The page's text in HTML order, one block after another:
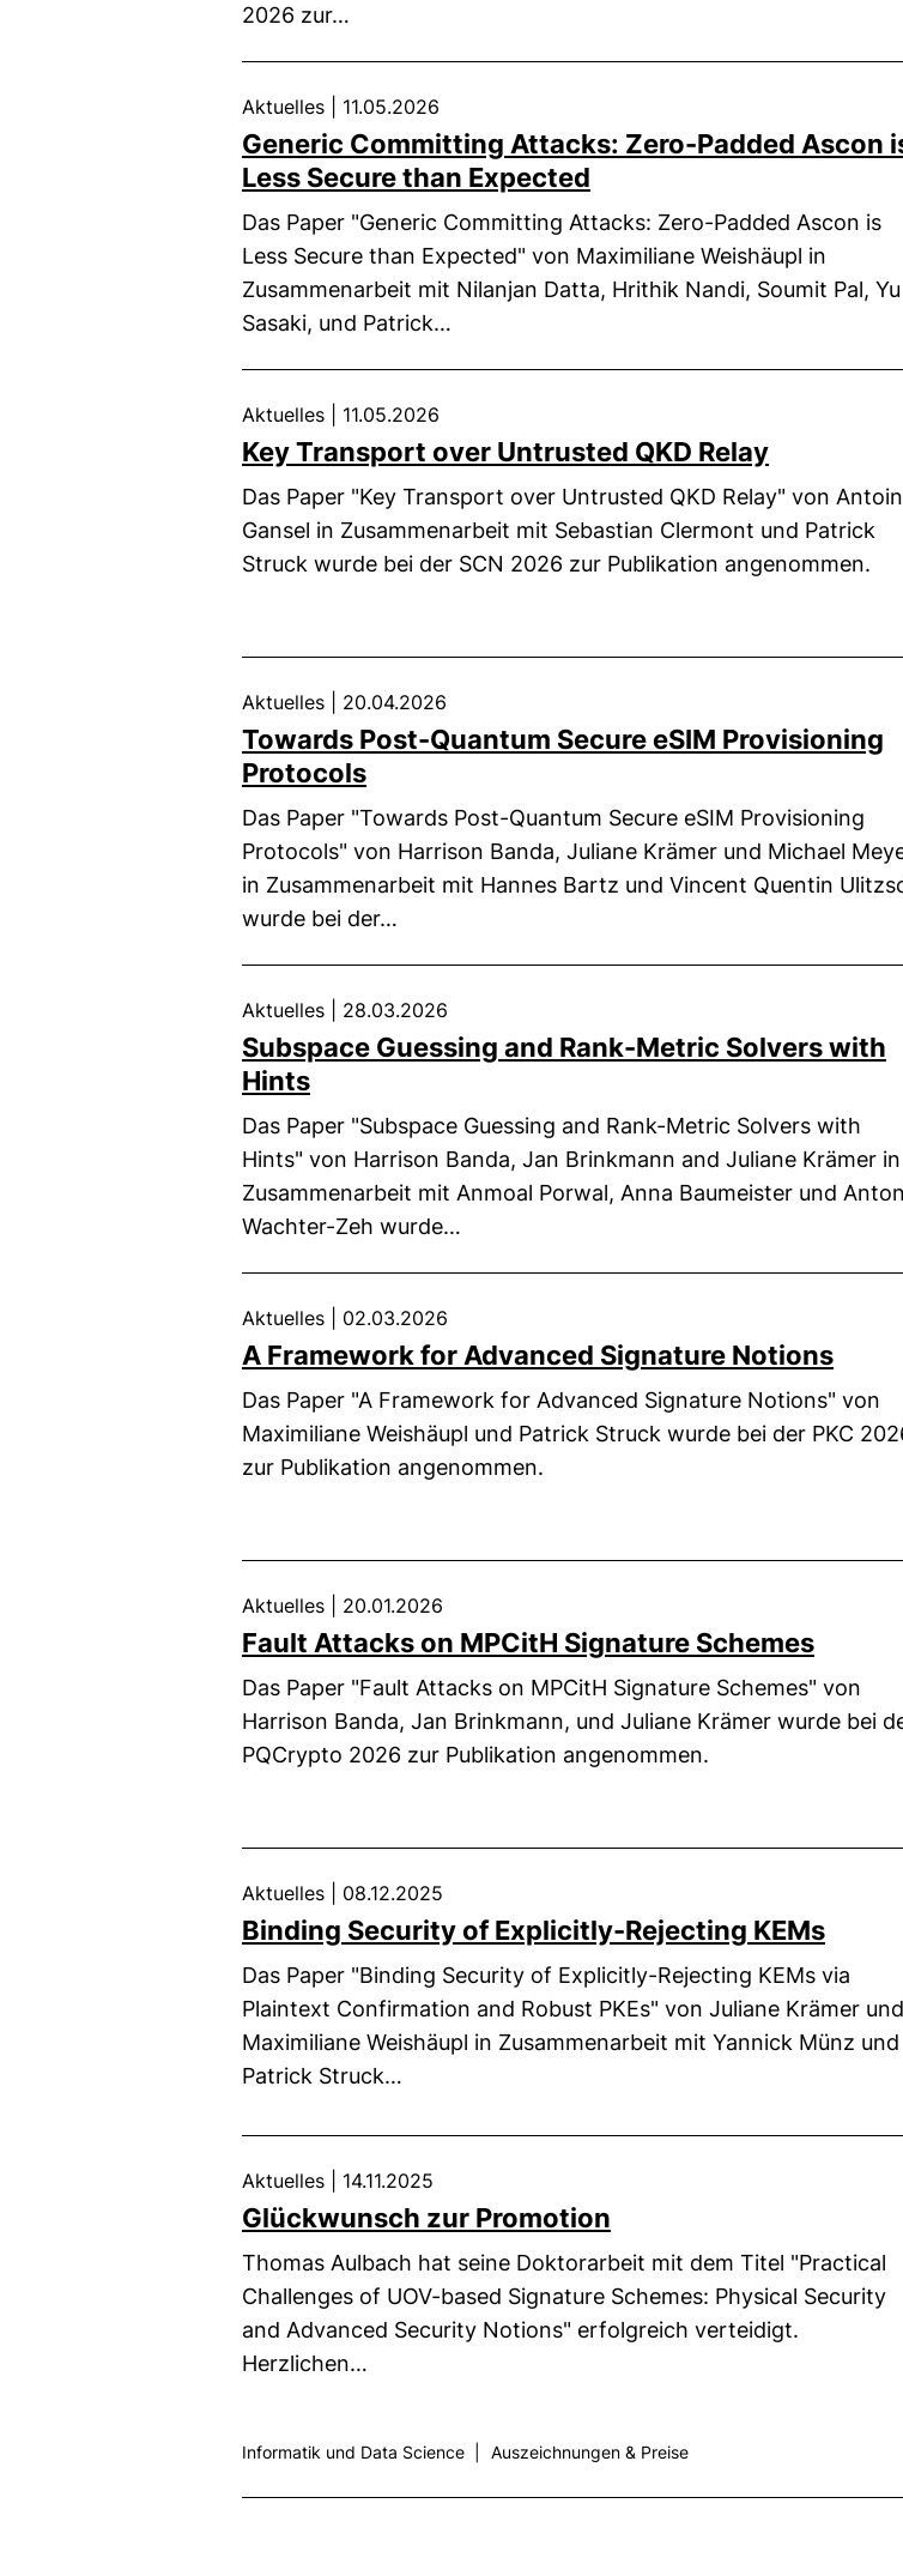
2026 zur…
Generic Committing Attacks: Zero-Padded Ascon
Less Secure than Expected
Aktuelles 11.05.2026
Das Paper "Generic Committing Attacks: Zero-Padded Ascon is
Less Secure than Expected" von Maximiliane Weishäupl in
Zusammenarbeit mit Nilanjan Datta, Hrithik Nandi, Soumit Pal, Yu
Sasaki, und Patrick…
Key Transport over Untrusted QKD Relay
Aktuelles 11.05.2026
Das Paper "Key Transport over Untrusted QKD Relay" von
Gansel in Zusammenarbeit mit Sebastian Clermont und Patrick
Struck wurde bei der SCN 2026 zur Publikation angenommen.
Towards Post-Quantum Secure eSIM Provisioning
Protocols
Aktuelles 20.04.2026
Das Paper "Towards Post-Quantum Secure eSIM Provisioning
Protocols" von Harrison Banda, Juliane Krämer und Michael
in Zusammenarbeit mit Hannes Bartz und Vincent Quentin
wurde bei der…
Subspace Guessing and Rank-Metric Solvers with
Hints(externer Link, öffnet neues Fenster)
Aktuelles 28.03.2026
Das Paper "Subspace Guessing and Rank-Metric Solvers with
Hints" von Harrison Banda, Jan Brinkmann and Juliane Krämer in
Zusammenarbeit mit Anmoal Porwal, Anna Baumeister und
Wachter-Zeh wurde…
A Framework for Advanced Signature Notions
Aktuelles 02.03.2026
Das Paper "A Framework for Advanced Signature Notions" von
Maximiliane Weishäupl und Patrick Struck wurde bei der PKC
zur Publikation angenommen.
Fault Attacks on MPCitH Signature Schemes
Aktuelles 20.01.2026
Das Paper "Fault Attacks on MPCitH Signature Schemes" von
Harrison Banda, Jan Brinkmann, und Juliane Krämer wurde bei
PQCrypto 2026 zur Publikation angenommen.
Binding Security of Explicitly-Rejecting KEMs
Aktuelles 08.12.2025
Das Paper "Binding Security of Explicitly-Rejecting KEMs via
Plaintext Confirmation and Robust PKEs" von Juliane Krämer und
Maximiliane Weishäupl in Zusammenarbeit mit Yannick Münz und
Patrick Struck…
Glückwunsch zur Promotion
Aktuelles 14.11.2025
Thomas Aulbach hat seine Doktorarbeit mit dem Titel "Practical
Challenges of UOV-based Signature Schemes: Physical Security
and Advanced Security Notions" erfolgreich verteidigt.
Herzlichen…
Informatik und Data Science Auszeichnungen & Preise